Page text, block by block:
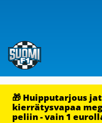
🎁 Huipputarjous
kierrätysvapaa
peliin - vain 1